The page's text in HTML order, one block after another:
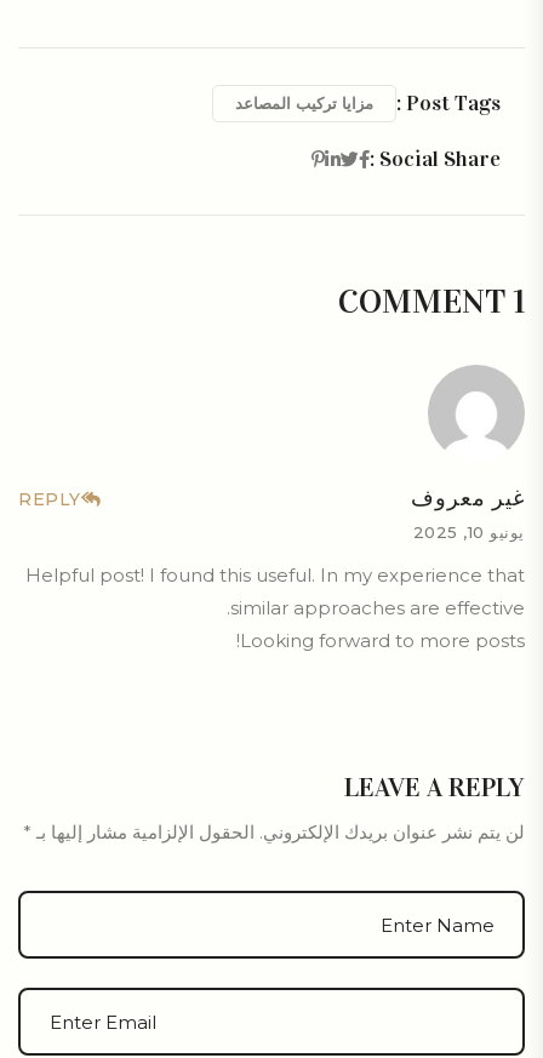
Post Tags : مزايا تركيب المصاعد
Social Share :
1 COMMENT
غير معروف REPLY
يونيو 10, 2025
Helpful post! I found this useful. In my experience that
similar approaches are effective.
Looking forward to more posts!
LEAVE A REPLY
لن يتم نشر عنوان بريدك الإلكتروني. الحقول الإلزامية مشار إليها بـ *